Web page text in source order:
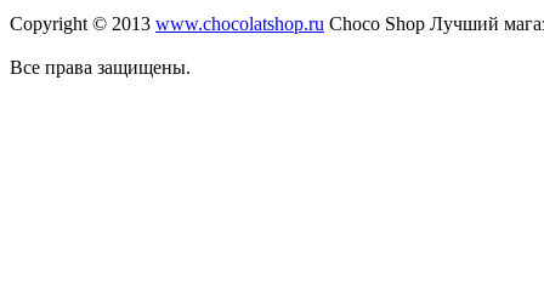
Copyright © 2013 www.chocolatshop.ru Choco Shop Лучший
Все права защищены.